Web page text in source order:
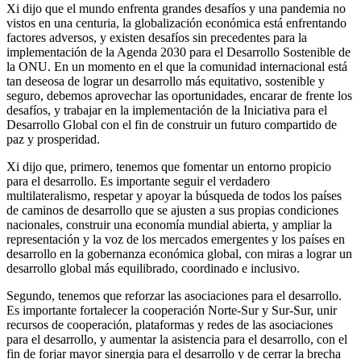
Xi dijo que el mundo enfrenta grandes desafíos y una pandemia no
vistos en una centuria, la globalización económica está enfrentando
factores adversos, y existen desafíos sin precedentes para la
implementación de la Agenda 2030 para el Desarrollo Sostenible de
la ONU. En un momento en el que la comunidad internacional está
tan deseosa de lograr un desarrollo más equitativo, sostenible y
seguro, debemos aprovechar las oportunidades, encarar de frente los
desafíos, y trabajar en la implementación de la Iniciativa para el
Desarrollo Global con el fin de construir un futuro compartido de
paz y prosperidad.
Xi dijo que, primero, tenemos que fomentar un entorno propicio
para el desarrollo. Es importante seguir el verdadero
multilateralismo, respetar y apoyar la búsqueda de todos los países
de caminos de desarrollo que se ajusten a sus propias condiciones
nacionales, construir una economía mundial abierta, y ampliar la
representación y la voz de los mercados emergentes y los países en
desarrollo en la gobernanza económica global, con miras a lograr un
desarrollo global más equilibrado, coordinado e inclusivo.
Segundo, tenemos que reforzar las asociaciones para el desarrollo.
Es importante fortalecer la cooperación Norte-Sur y Sur-Sur, unir
recursos de cooperación, plataformas y redes de las asociaciones
para el desarrollo, y aumentar la asistencia para el desarrollo, con el
fin de forjar mayor sinergia para el desarrollo y de cerrar la brecha